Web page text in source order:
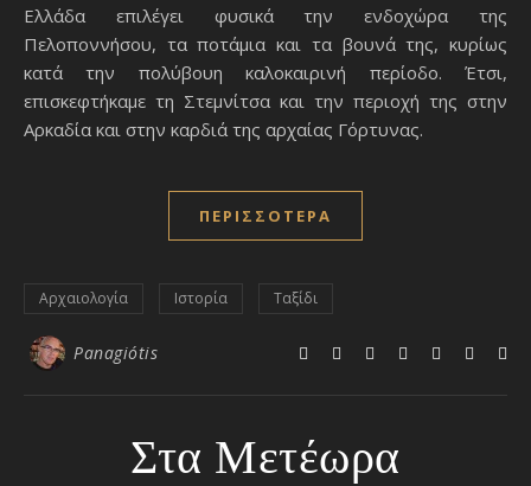
Ελλάδα επιλέγει φυσικά την ενδοχώρα της
Πελοποννήσου, τα ποτάμια και τα βουνά της, κυρίως
κατά την πολύβουη καλοκαιρινή περίοδο. Έτσι,
επισκεφτήκαμε τη Στεμνίτσα και την περιοχή της στην
Αρκαδία και στην καρδιά της αρχαίας Γόρτυνας.
ΠΕΡΙΣΣΌΤΕΡΑ
Αρχαιολογία Ιστορία Ταξίδι
Panagiótis
Στα Μετέωρα